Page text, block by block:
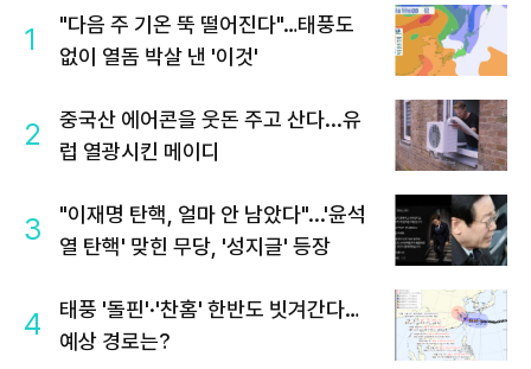
1
"다음 주 기온 뚝 떨어진다"…태풍도
없이 열돔 박살 낸 '이것'
2
중국산 에어콘을 웃돈 주고 산다...유
럽 열광시킨 메이디
3
"이재명 탄핵, 얼마 안 남았다"...'윤석
열 탄핵' 맞힌 무당, '성지글' 등장
4
태풍 '돌핀'·'찬홈' 한반도 빗겨간다…
예상 경로는?